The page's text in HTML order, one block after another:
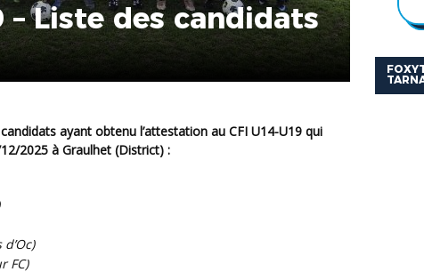
– Liste des candidats
2025 à Graulhet (District) :
d’Oc)
FC)